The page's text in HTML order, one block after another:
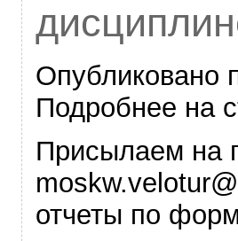
Опубликовано
Подробнее на
Присылаем на
отчеты по